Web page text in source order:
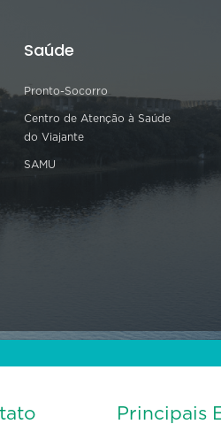
Saúde
Pronto-Socorro
Centro de Atenção à Saúde
do Viajante
SAMU
Principais